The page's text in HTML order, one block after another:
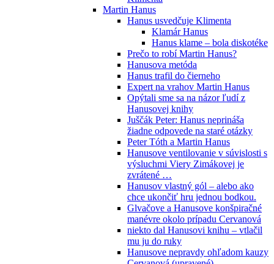
Martin Hanus
Hanus usvedčuje Klimenta
Klamár Hanus
Hanus klame – bola diskotéke
Prečo to robí Martin Hanus?
Hanusova metóda
Hanus trafil do čierneho
Expert na vrahov Martin Hanus
Opýtali sme sa na názor ľudí z
Hanusovej knihy
Juščák Peter: Hanus neprináša
žiadne odpovede na staré otázky
Peter Tóth a Martin Hanus
Hanusove ventilovanie v súvislosti s
výsluchmi Viery Zimákovej je
zvrátené …
Hanusov vlastný gól – alebo ako
chce ukončiť hru jednou bodkou.
Glvačove a Hanusove konšpiračné
manévre okolo prípadu Cervanová
niekto dal Hanusovi knihu – vtlačil
mu ju do ruky
Hanusove nepravdy ohľadom kauzy